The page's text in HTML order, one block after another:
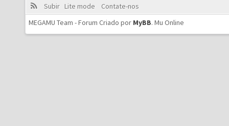
Subir Lite mode
Contate-nos
MEGAMU Team - Forum Criado por MyBB. Mu Online